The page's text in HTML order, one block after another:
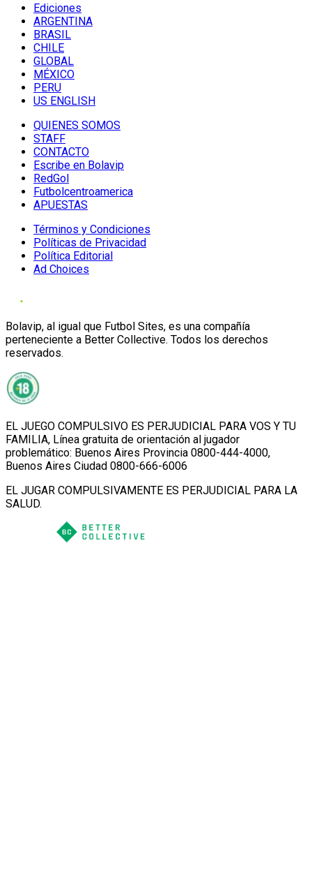
Ediciones
ARGENTINA
BRASIL
CHILE
GLOBAL
MÉXICO
PERU
US ENGLISH
QUIENES SOMOS
STAFF
CONTACTO
Escribe en Bolavip
RedGol
Futbolcentroamerica
APUESTAS
Términos y Condiciones
Políticas de Privacidad
Política Editorial
Ad Choices
Bolavip, al igual que Futbol Sites, es una compañía
perteneciente a Better Collective. Todos los derechos
reservados.
EL JUEGO COMPULSIVO ES PERJUDICIAL PARA VOS Y TU
FAMILIA, Línea gratuita de orientación al jugador
problemático: Buenos Aires Provincia 0800-444-4000,
Buenos Aires Ciudad 0800-666-6006
EL JUGAR COMPULSIVAMENTE ES PERJUDICIAL PARA LA
SALUD.